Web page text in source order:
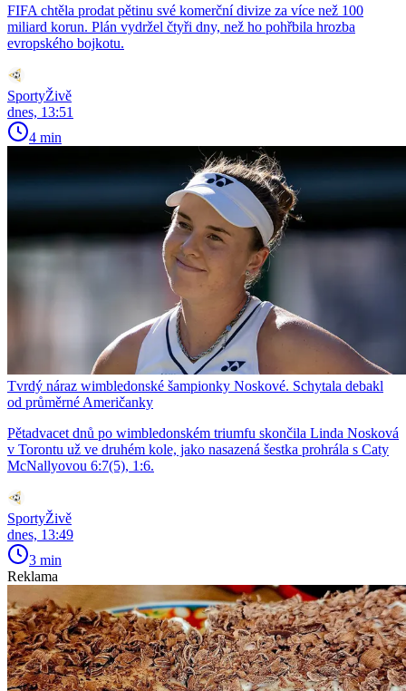
FIFA chtěla prodat pětinu své komerční divize za více než 100
miliard korun. Plán vydržel čtyři dny, než ho pohřbila hrozba
evropského bojkotu.
SportyŽivě
dnes, 13:51
4 min
Tvrdý náraz wimbledonské šampionky Noskové. Schytala debakl
od průměrné Američanky
Pětadvacet dnů po wimbledonském triumfu skončila Linda Nosková
v Torontu už ve druhém kole, jako nasazená šestka prohrála s Caty
McNallyovou 6:7(5), 1:6.
SportyŽivě
dnes, 13:49
3 min
Reklama